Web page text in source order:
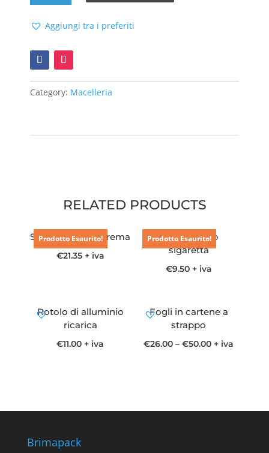
Aggiungi tra i preferiti
Category: Macelleria
RELATED PRODUCTS
Prodotto Esaurito!
Spago spoletta crema
€21.35 + iva
Prodotto Esaurito!
Spago ritorto
sigaretta
€9.50 + iva
Rotolo di alluminio
ricarica
€11.00 + iva
Fogli in cartene a
strappo
€26.00 –€50.00 + iva
Brimapack